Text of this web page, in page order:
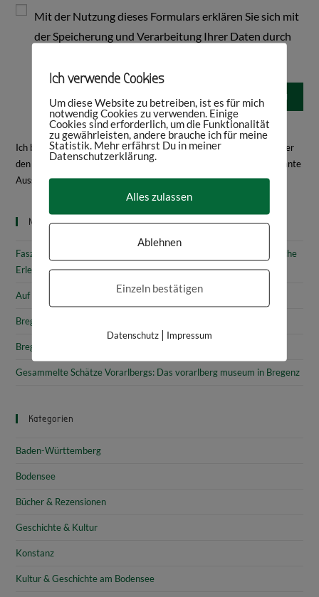
Mit der Nutzung dieses Formulars erklären Sie sich mit
der Speicherung und Verarbeitung Ihrer Daten durch
Ich bin Daniela Frey, Historikerin und Texterin. Hier schreibe ich über
den Bodensee, Geschichte, Kultur, spannende Bücher und interessante
Ausstellungen.Mehr über mich
Neueste Beiträge
Faszinierende Geschichte & fantastische Kunst: 10 (kunst)historische
Erlebnisse am Bodensee
Auf den Spuren von Annette von Droste-Hülshoff in Meersburg
Bregenz: Kirchen, Kapellen & Kultur
Bregenz: Stadtgeschichte & Sehenswürdigkeiten
Gesammelte Schätze Vorarlbergs: Das vorarlberg museum in Bregenz
Kategorien
Baden-Württemberg
Bodensee
Bücher & Rezensionen
Geschichte & Kultur
Konstanz
Kultur & Geschichte am Bodensee
Ich verwende Cookies
Um diese Website zu betreiben, ist es für mich
notwendig Cookies zu verwenden. Einige
Cookies sind erforderlich, um die Funktionalität
zu gewährleisten, andere brauche ich für meine
Statistik. Mehr erfährst Du in meiner
Datenschutzerklärung.
Alles zulassen
Ablehnen
Einzeln bestätigen
Datenschutz| Impressum